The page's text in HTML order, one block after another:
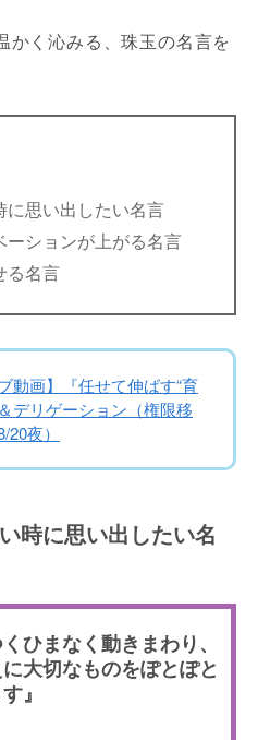
かく沁みる、珠玉の名言を
に思い出したい名言
ションが上がる名言
る名言
動画】『任せて伸ばす“育
デリゲーション（権限移
夜）
時に思い出したい名
ひまなく動きまわり、
大切なものをぽとぽと
』